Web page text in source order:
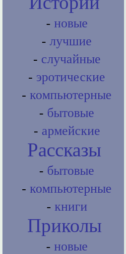
- новые
- лучшие
- случайные
- эротические
- компьютерные
- бытовые
- армейские
Рассказы
- бытовые
- компьютерные
- книги
Приколы
- новые